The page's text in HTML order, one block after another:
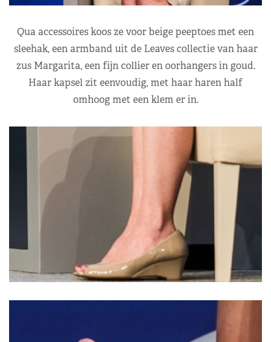
Qua accessoires koos ze voor beige peeptoes met een
sleehak, een armband uit de Leaves collectie van haar
zus Margarita, een fijn collier en oorhangers in goud.
Haar kapsel zit eenvoudig, met haar haren half
omhoog met een klem er in.